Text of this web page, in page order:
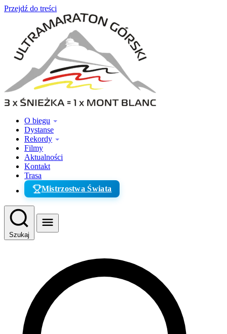
Przejdź do treści
O biegu
Dystanse
Rekordy
Filmy
Aktualności
Kontakt
Trasa
Mistrzostwa Świata
Szukaj